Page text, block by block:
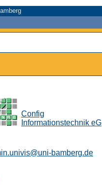
Config
Informationstechnik eG
bamberg.de